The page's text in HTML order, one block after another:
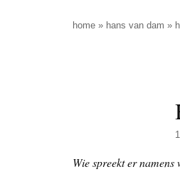
home » hans van dam »
Wie spreekt er namens